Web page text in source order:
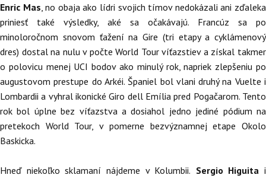
Enric Mas , no obaja ako lídri svojich tímov nedokázali ani zďaleka
priniesť také výsledky, aké sa očakávajú. Francúz sa po
minoloročnom snovom ťažení na Gire (tri etapy a cyklámenový
dres) dostal na nulu v počte World Tour víťazstiev a získal takmer
o polovicu menej UCI bodov ako minulý rok, napriek zlepšeniu po
augustovom prestupe do Arkéi. Španiel bol vlani druhý na Vuelte i
Lombardii a vyhral ikonické Giro dell Emília pred Pogačarom. Tento
rok bol úplne bez víťazstva a dosiahol jedno jediné pódium na
pretekoch World Tour, v pomerne bezvýznamnej etape Okolo
Baskicka.
Hneď niekoľko sklamaní nájdeme v Kolumbii. Sergio Higuita i